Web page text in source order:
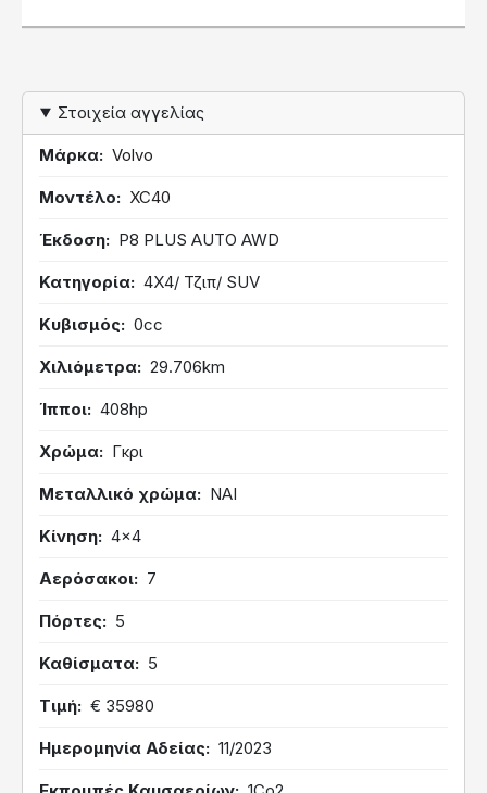
Στοιχεία αγγελίας
Μάρκα Volvo
Μοντέλο XC40
Έκδοση P8 PLUS AUTO AWD
Κατηγορία 4Χ4/ Τζιπ/ SUV
Κυβισμός 0cc
Χιλιόμετρα 29.706km
Ίπποι 408hp
Χρώμα Γκρι
Μεταλλικό χρώμα ΝΑΙ
Κίνηση 4x4
Αερόσακοι 7
Πόρτες 5
Καθίσματα 5
Τιμή € 35980
Ημερομηνία Αδείας 11/2023